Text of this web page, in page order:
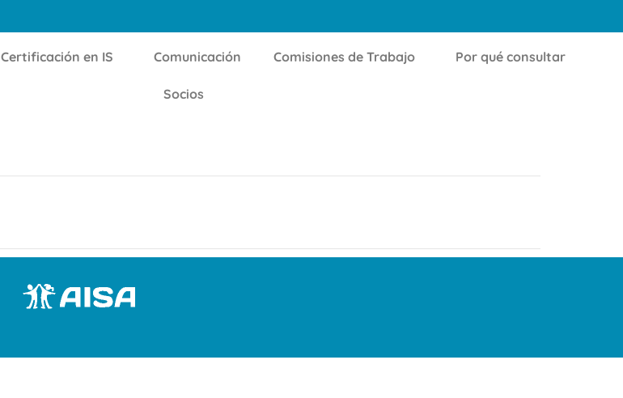
Certificación en IS Comunicación Comisiones de Trabajo Por qué consultar
Socios